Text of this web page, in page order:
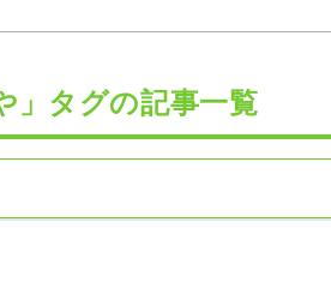
」タグの記事一覧